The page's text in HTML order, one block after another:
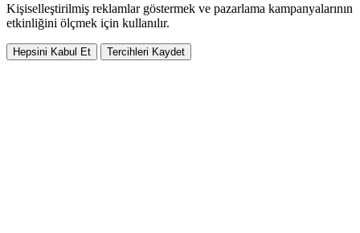
Kişiselleştirilmiş reklamlar göstermek ve pazarlama kampanyalarının
etkinliğini ölçmek için kullanılır.
Hepsini Kabul Et Tercihleri Kaydet